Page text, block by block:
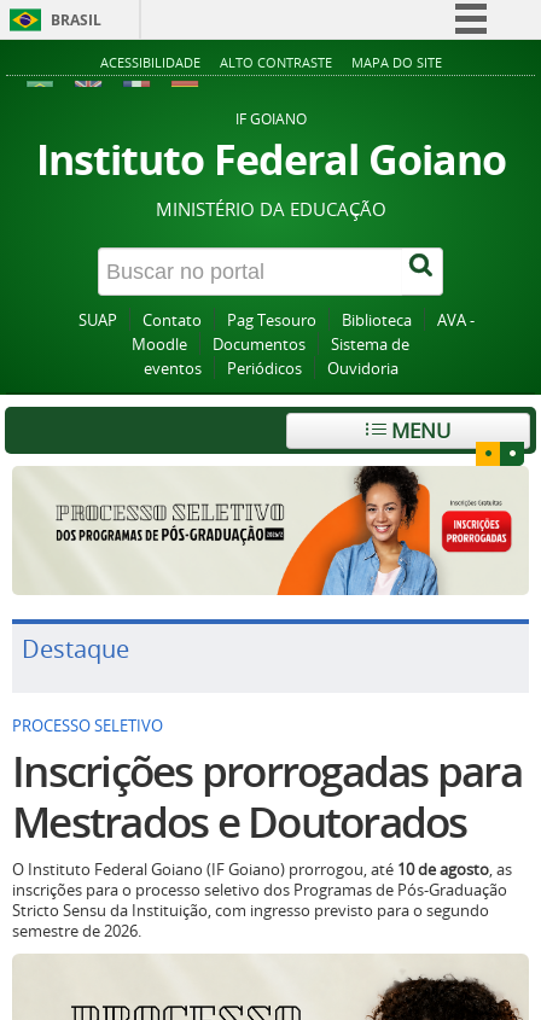
BRASIL
Simplifique!
Acesso à informação
Legislação
Canais
ACESSIBILIDADE ALTO CONTRASTE MAPA DO SITE
IF GOIANO
Instituto Federal Goiano
MINISTÉRIO DA EDUCAÇÃO
SUAP Contato Pag Tesouro Biblioteca
AVA -
Moodle
Documentos
Sistema de
eventos
Periódicos Ouvidoria
MENU
Destaque
PROCESSO SELETIVO
Inscrições prorrogadas para
Mestrados e Doutorados
O Instituto Federal Goiano (IF Goiano) prorrogou, até 10 de agosto, as
inscrições para o processo seletivo dos Programas de Pós-Graduação
Stricto Sensu da Instituição, com ingresso previsto para o segundo
semestre de 2026.